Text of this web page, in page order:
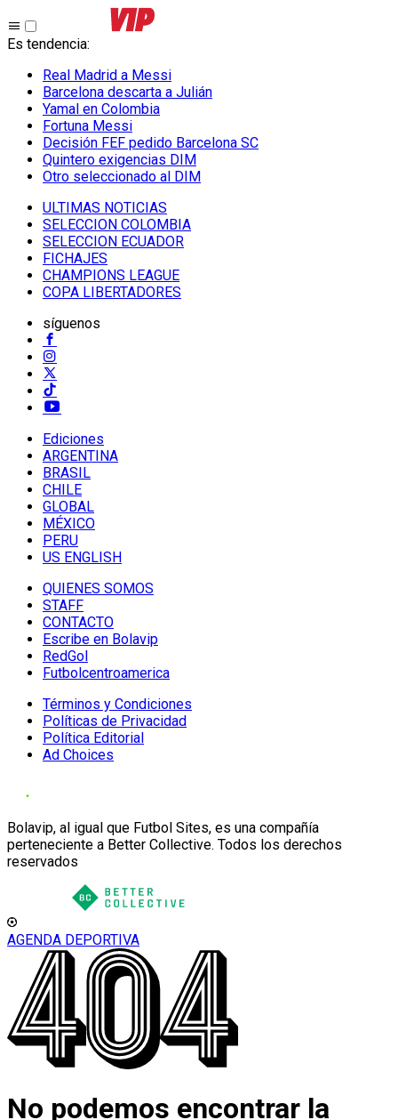
Es tendencia:
Real Madrid a Messi
Barcelona descarta a Julián
Yamal en Colombia
Fortuna Messi
Decisión FEF pedido Barcelona SC
Quintero exigencias DIM
Otro seleccionado al DIM
ULTIMAS NOTICIAS
SELECCION COLOMBIA
SELECCION ECUADOR
FICHAJES
CHAMPIONS LEAGUE
COPA LIBERTADORES
síguenos
Ediciones
ARGENTINA
BRASIL
CHILE
GLOBAL
MÉXICO
PERU
US ENGLISH
QUIENES SOMOS
STAFF
CONTACTO
Escribe en Bolavip
RedGol
Futbolcentroamerica
Términos y Condiciones
Políticas de Privacidad
Política Editorial
Ad Choices
Bolavip, al igual que Futbol Sites, es una compañía
perteneciente a Better Collective. Todos los derechos
reservados
AGENDA DEPORTIVA
No podemos encontrar la